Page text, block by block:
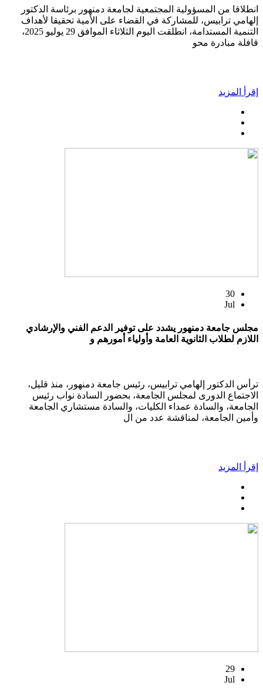
انطلاقا من المسؤولية المجتمعية لجامعة دمنهور برئاسة الدكتور
إلهامي ترابيس، للمشاركة في القضاء على الأمية تحقيقا لأهداف
التنمية المستدامة، انطلقت اليوم الثلاثاء الموافق 29 يوليو 2025،
قافلة مبادرة محو
إقرأ المزيد
30
Jul
مجلس جامعة دمنهور يشدد على توفير الدعم الفني والإرشادي
اللازم لطلاب الثانوية العامة وأولياء أمورهم و
ترأس الدكتور إلهامي ترابيس، رئيس جامعة دمنهور، منذ قليل،
الاجتماع الدورى لمجلس الجامعة، بحضور السادة نواب رئيس
الجامعة، والسادة عمداء الكليات، والسادة مستشاري الجامعة
وأمين الجامعة، لمناقشة عدد من ال
إقرأ المزيد
29
Jul